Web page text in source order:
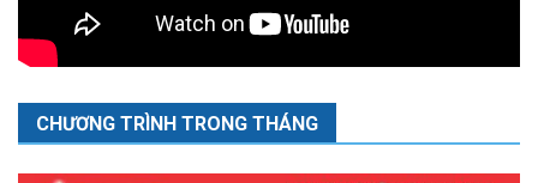
CHƯƠNG TRÌNH TRONG THÁNG